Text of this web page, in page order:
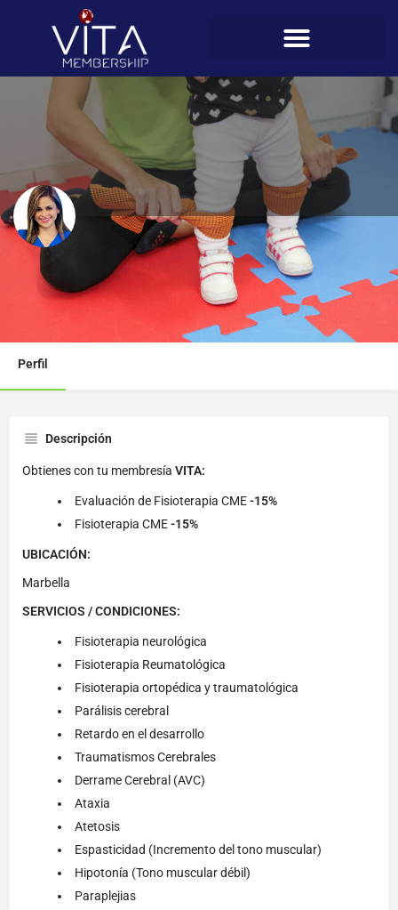
Yuxiris Pérez
Teléfono
Perfil
Descripción
Obtienes con tu membresía VITA:
Evaluación de Fisioterapia CME-15%
Fisioterapia CME-15%
UBICACIÓN:
Marbella
SERVICIOS / CONDICIONES:
Fisioterapia neurológica
Fisioterapia Reumatológica
Fisioterapia ortopédica y traumatológica
Parálisis cerebral
Retardo en el desarrollo
Traumatismos Cerebrales
Derrame Cerebral (AVC)
Ataxia
Atetosis
Espasticidad (Incremento del tono muscular)
Hipotonía (Tono muscular débil)
Paraplejias